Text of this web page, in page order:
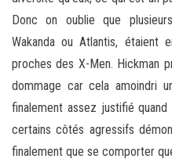
Donc on oublie que
Wakanda ou Atlantis, étaient
proches des X-Men. Hickman
dommage car cela amoindri
finalement assez justifié
certains côtés agressifs
finalement que se comporter